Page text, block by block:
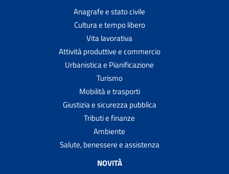
Anagrafe e stato civile
Cultura e tempo libero
Vita lavorativa
Attività produttive e commercio
Urbanistica e Pianificazione
Turismo
Mobilità e trasporti
Giustizia e sicurezza pubblica
Tributi e finanze
Ambiente
Salute, benessere e assistenza
NOVITÀ